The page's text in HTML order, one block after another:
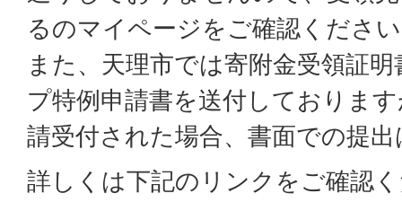
るのマイページをご確認くださ
また、天理市では寄附金受領証
プ特例申請書を送付しておりま
請受付された場合、書面での提
詳しくは下記のリンクをご確認